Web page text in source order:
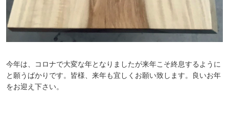
今年は、コロナで大変な年となりましたが来年こそ終息するように
と願うばかりです。皆様、来年も宜しくお願い致します。良いお年
をお迎え下さい。